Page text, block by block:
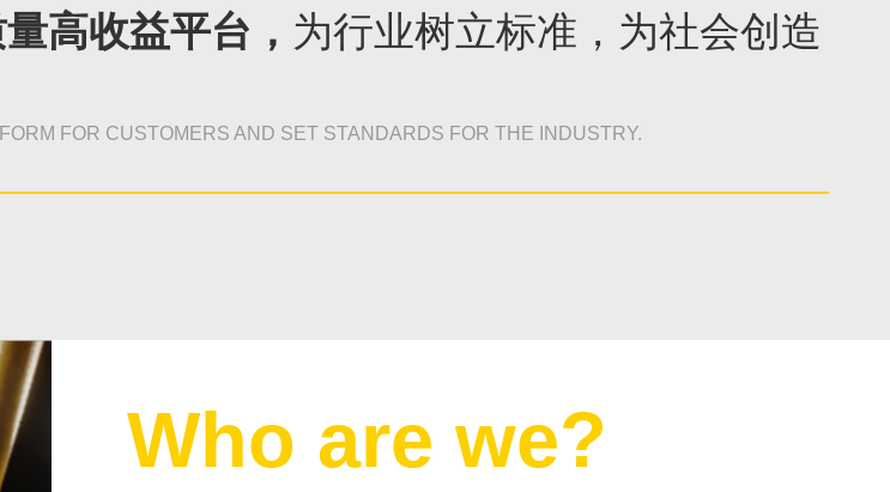
高收益平台， 为行业树立标准，为社会创造
FOR CUSTOMERS AND SET STANDARDS FOR THE INDUSTRY.
Who are we?
服务商